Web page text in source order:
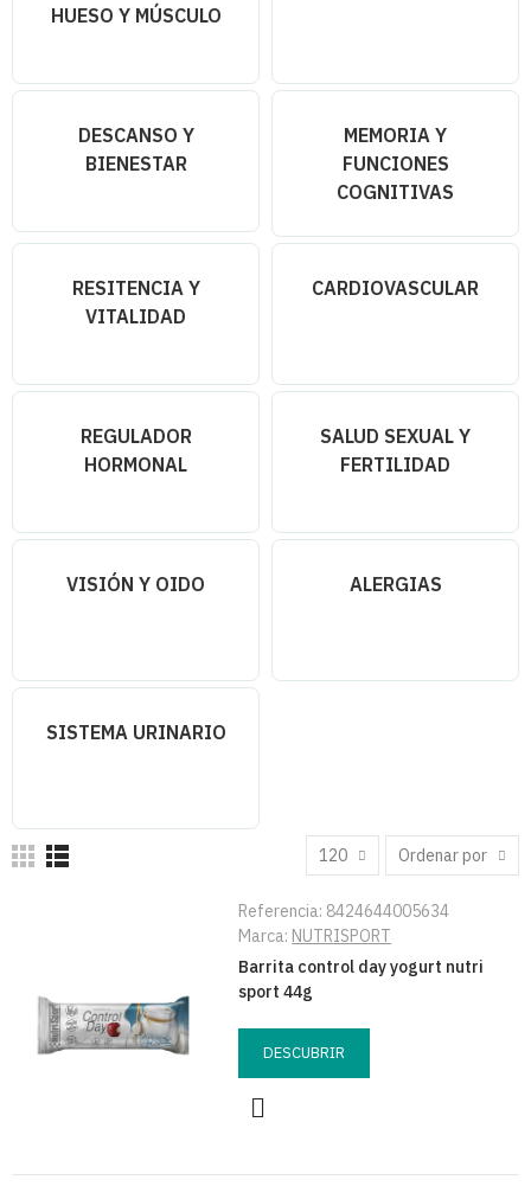
HUESO Y MÚSCULO
DESCANSO Y
BIENESTAR
MEMORIA Y
FUNCIONES
COGNITIVAS
RESITENCIA Y
VITALIDAD
CARDIOVASCULAR
REGULADOR
HORMONAL
SALUD SEXUAL Y
FERTILIDAD
VISIÓN Y OIDO ALERGIAS
SISTEMA URINARIO
120 Ordenar por
Referencia: 8424644005634
Marca: NUTRISPORT
Barrita control day yogurt nutri
sport 44g
DESCUBRIR